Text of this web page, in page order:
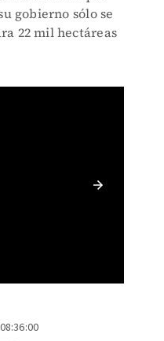
gobierno sólo se
22 mil hectáreas